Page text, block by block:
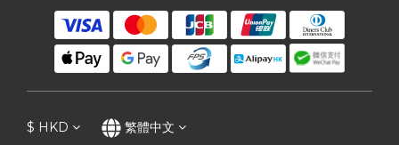
$ HKD 繁體中文